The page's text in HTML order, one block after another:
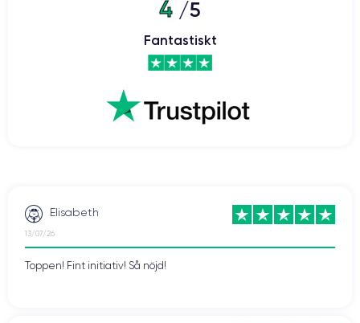
4 /5
Fantastiskt
Elisabeth
13/07/26
Toppen! Fint initiativ! Så nöjd!